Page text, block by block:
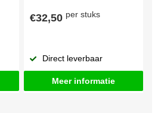
€32,50 per stuks
Direct leverbaar
Meer informatie